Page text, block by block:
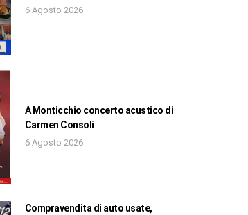
6 Agosto 2026
A Monticchio concerto acustico di
Carmen Consoli
6 Agosto 2026
Compravendita di auto usate,